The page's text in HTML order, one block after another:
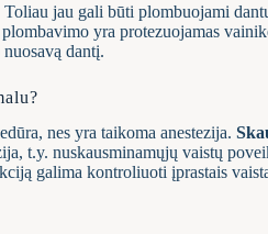
jau gali būti plombuojami
yra protezuojamas
dantį.
nes yra taikoma anestezija.
t.y. nuskausminamųjų vaistų
galima kontroliuoti įprastais